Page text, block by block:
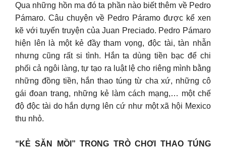
Qua những hồn ma đó ta phần nào biết thêm về Pedro
Pámaro. Câu chuyện về Pedro Páramo được kể xen
kẽ với tuyến truyện của Juan Preciado. Pedro Pámaro
hiện lên là một kẻ đầy tham vọng, độc tài, tàn nhẫn
nhưng cũng rất si tình. Hắn ta dùng tiền bạc để chi
phối cả ngôi làng, tự tạo ra luật lệ cho riêng mình bằng
những đồng tiền, hắn thao túng từ cha xứ, những cô
gái đoan trang, những kẻ làm cách mạng,… một chế
độ độc tài do hắn dựng lên cứ như một xã hội Mexico
thu nhỏ.
“KẺ SĂN MỒI” TRONG TRÒ CHƠI THAO TÚNG